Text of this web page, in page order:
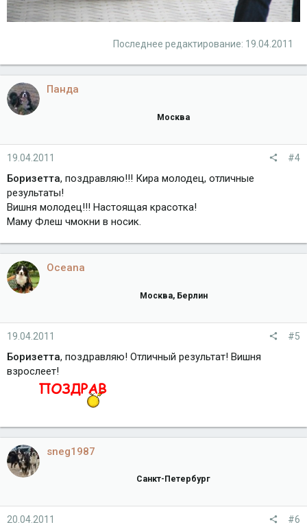
Последнее редактирование: 19.04.2011
Панда
Москва
19.04.2011 #4
Боризетта, поздравляю!!! Кира молодец, отличные
результаты!
Вишня молодец!!! Настоящая красотка!
Маму Флеш чмокни в носик.
Oceana
Москва, Берлин
19.04.2011 #5
Боризетта, поздравляю! Отличный результат! Вишня
взрослеет!
sneg1987
Санкт-Петербург
20.04.2011 #6